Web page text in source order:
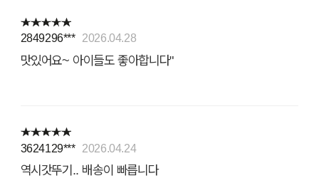
2849296*** 2026.04.28
맛있어요~ 아이들도 좋아합니다"
3624129*** 2026.04.24
역시갓뚜기.. 배송이 빠릅니다